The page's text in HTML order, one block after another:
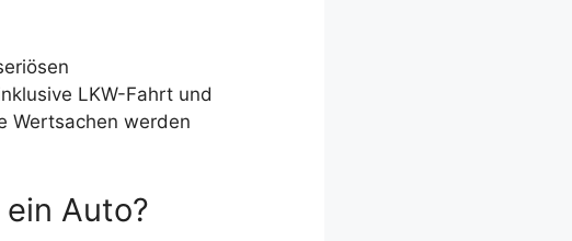
LKW-Fahrt und
Wertsachen werden
Auto?